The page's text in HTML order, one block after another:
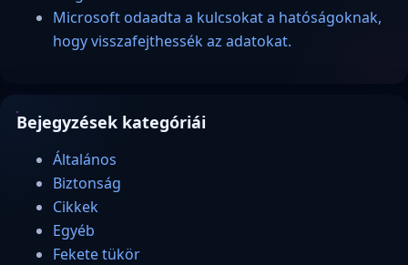
Microsoft odaadta a kulcsokat a hatóságoknak,
hogy visszafejthessék az adatokat.
Bejegyzések kategóriái
Általános
Biztonság
Cikkek
Egyéb
Fekete tükör